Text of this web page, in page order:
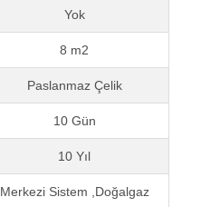
Yok
8 m2
Paslanmaz Çelik
10 Gün
10 Yıl
Merkezi Sistem ,Doğalgaz